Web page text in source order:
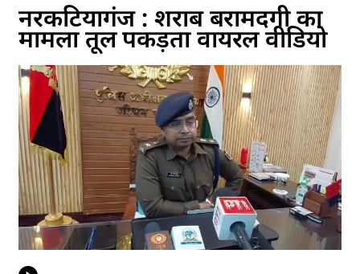
नरकटियागंज : शराब बरामदगी का
मामला तूल पकड़ता वायरल वीडियो